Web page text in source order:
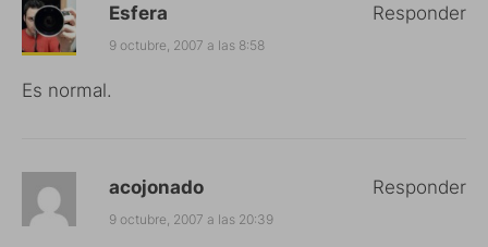
Esfera
9 octubre, 2007 a las 8:58
Es normal.
Responder
acojonado
9 octubre, 2007 a las 20:39
Responder